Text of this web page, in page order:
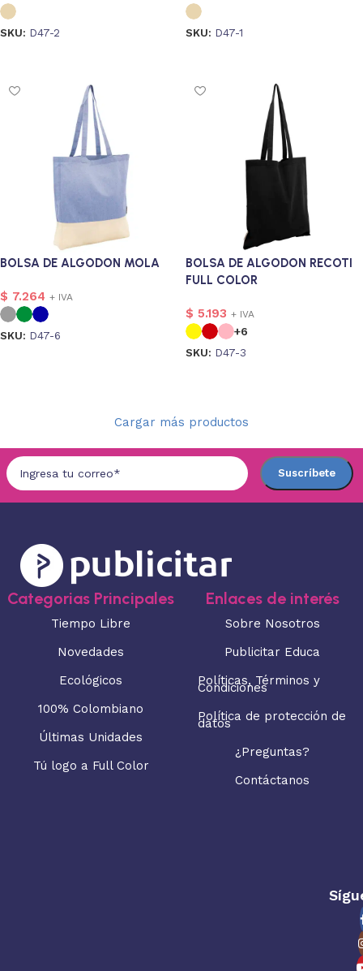
SKU: D47-2 SKU: D47-1
BOLSA DE ALGODON MOLA
$ 7.264 + IVA
SKU: D47-6
BOLSA DE ALGODON RECOTI
FULL COLOR
$ 5.193 + IVA
+6
SKU: D47-3
Cargar más productos
Categorias Principales
Tiempo Libre
Novedades
Ecológicos
100% Colombiano
Últimas Unidades
Tú logo a Full Color
Enlaces de interés
Sobre Nosotros
Publicitar Educa
Políticas, Términos y
Condiciones
Política de protección de
datos
¿Preguntas?
Contáctanos